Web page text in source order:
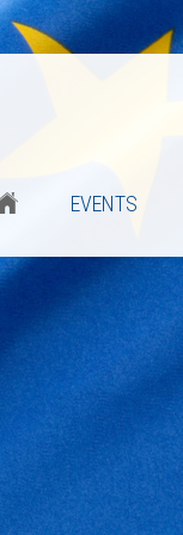
EVENTS